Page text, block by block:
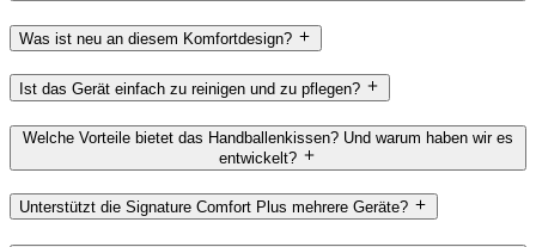
Was ist neu an diesem Komfortdesign?
Ist das Gerät einfach zu reinigen und zu pflegen?
Welche Vorteile bietet das Handballenkissen? Und warum haben wir es
entwickelt?
Unterstützt die Signature Comfort Plus mehrere Geräte?